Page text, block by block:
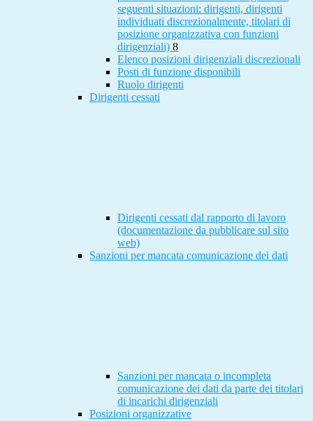
seguenti situazioni: dirigenti, dirigenti
individuati discrezionalmente, titolari di
posizione organizzativa con funzioni
dirigenziali) 8
Elenco posizioni dirigenziali discrezionali
Posti di funzione disponibili
Ruolo dirigenti
Dirigenti cessati
Dirigenti cessati dal rapporto di lavoro
(documentazione da pubblicare sul sito
web)
Sanzioni per mancata comunicazione dei dati
Sanzioni per mancata o incompleta
comunicazione dei dati da parte dei titolari
di incarichi dirigenziali
Posizioni organizzative